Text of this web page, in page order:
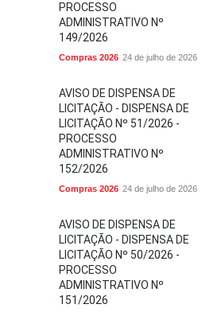
PROCESSO
ADMINISTRATIVO Nº
149/2026
Compras 2026 24 de julho de 2026
AVISO DE DISPENSA DE
LICITAÇÃO - DISPENSA DE
LICITAÇÃO Nº 51/2026 -
PROCESSO
ADMINISTRATIVO Nº
152/2026
Compras 2026 24 de julho de 2026
AVISO DE DISPENSA DE
LICITAÇÃO - DISPENSA DE
LICITAÇÃO Nº 50/2026 -
PROCESSO
ADMINISTRATIVO Nº
151/2026